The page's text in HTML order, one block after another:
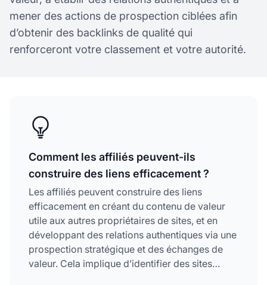
mener des actions de prospection ciblées afin
d’obtenir des backlinks de qualité qui
renforceront votre classement et votre autorité.
Comment les affiliés peuvent-ils
construire des liens efficacement ?
Les affiliés peuvent construire des liens
efficacement en créant du contenu de valeur
utile aux autres propriétaires de sites, et en
développant des relations authentiques via une
prospection stratégique et des échanges de
valeur. Cela implique d’identifier des sites